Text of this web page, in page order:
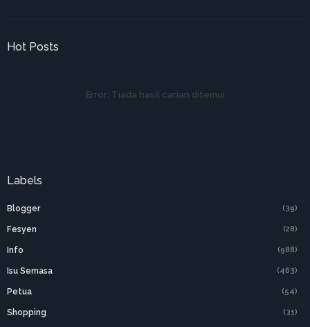
Hot Posts
Error: Tiada hasil carian ditemui
Labels
Blogger (39)
Fesyen (28)
Info (988)
Isu Semasa (463)
Petua (54)
Shopping (31)